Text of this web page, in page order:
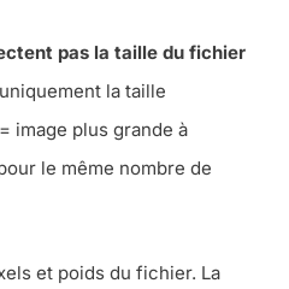
pas la taille du fichier
la taille
image plus grande à
le même nombre de
et poids du fichier. La